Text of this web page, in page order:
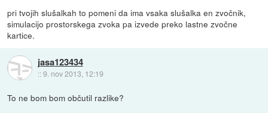
pri tvojih slušalkah to pomeni da ima vsaka slušalka en zvočnik,
simulacijo prostorskega zvoka pa izvede preko lastne zvočne
kartice.
jasa123434
::9. nov 2013, 12:19
To ne bom bom občutil razlike?